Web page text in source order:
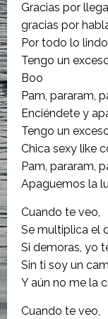
Gracias por
gracias por
Por todo lo
Tengo un
Boo
Pam, pararam,
Enciéndete y
Tengo un
Chica sexy like
Pam, pararam,
Apaguemos la
Cuando te veo,
Se multiplica el
Si demoras, yo
Sin ti soy un
Y aún no me la
Cuando te veo,